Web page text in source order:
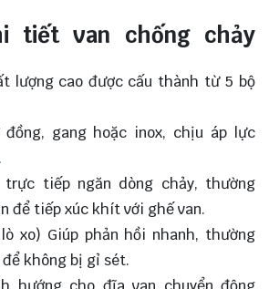
tiết van chống chảy
lượng cao được cấu thành từ 5 bộ
gang hoặc inox, chịu áp lực
trực tiếp ngăn dòng chảy, thường
để tiếp xúc khít với ghế van.
xo) Giúp phản hồi nhanh, thường
không bị gỉ sét.